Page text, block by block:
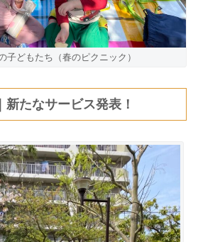
子どもたち（春のピクニック）
たなサービス発表！